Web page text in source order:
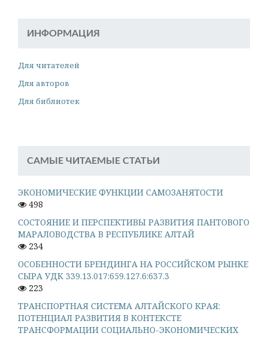
ИНФОРМАЦИЯ
Для читателей
Для авторов
Для библиотек
САМЫЕ ЧИТАЕМЫЕ СТАТЬИ
ЭКОНОМИЧЕСКИЕ ФУНКЦИИ САМОЗАНЯТОСТИ
498
СОСТОЯНИЕ И ПЕРСПЕКТИВЫ РАЗВИТИЯ ПАНТОВОГО
МАРАЛОВОДСТВА В РЕСПУБЛИКЕ АЛТАЙ
234
ОСОБЕННОСТИ БРЕНДИНГА НА РОССИЙСКОМ РЫНКЕ
СЫРА УДК 339.13.017:659.127.6:637.3
223
ТРАНСПОРТНАЯ СИСТЕМА АЛТАЙСКОГО КРАЯ:
ПОТЕНЦИАЛ РАЗВИТИЯ В КОНТЕКСТЕ
ТРАНСФОРМАЦИИ СОЦИАЛЬНО-ЭКОНОМИЧЕСКИХ